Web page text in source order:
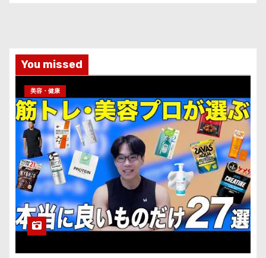
You missed
美容・健康